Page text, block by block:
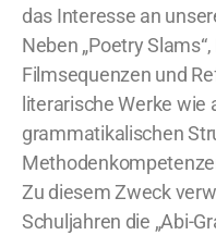
das Interesse an
Neben „Poetry
Filmsequenzen und
literarische Werke wie
grammatikalischen
Zu diesem Zweck
Schuljahren die „Abi-